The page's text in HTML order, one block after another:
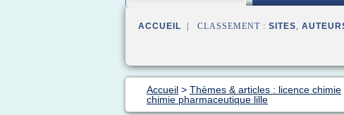
ACCUEIL | CLASSEMENT : SITES,
Accueil > Thèmes & articles : licence chimie
chimie pharmaceutique lille